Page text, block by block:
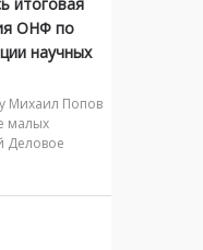
ОНФ по
научных
Михаил Попов
малых
Деловое